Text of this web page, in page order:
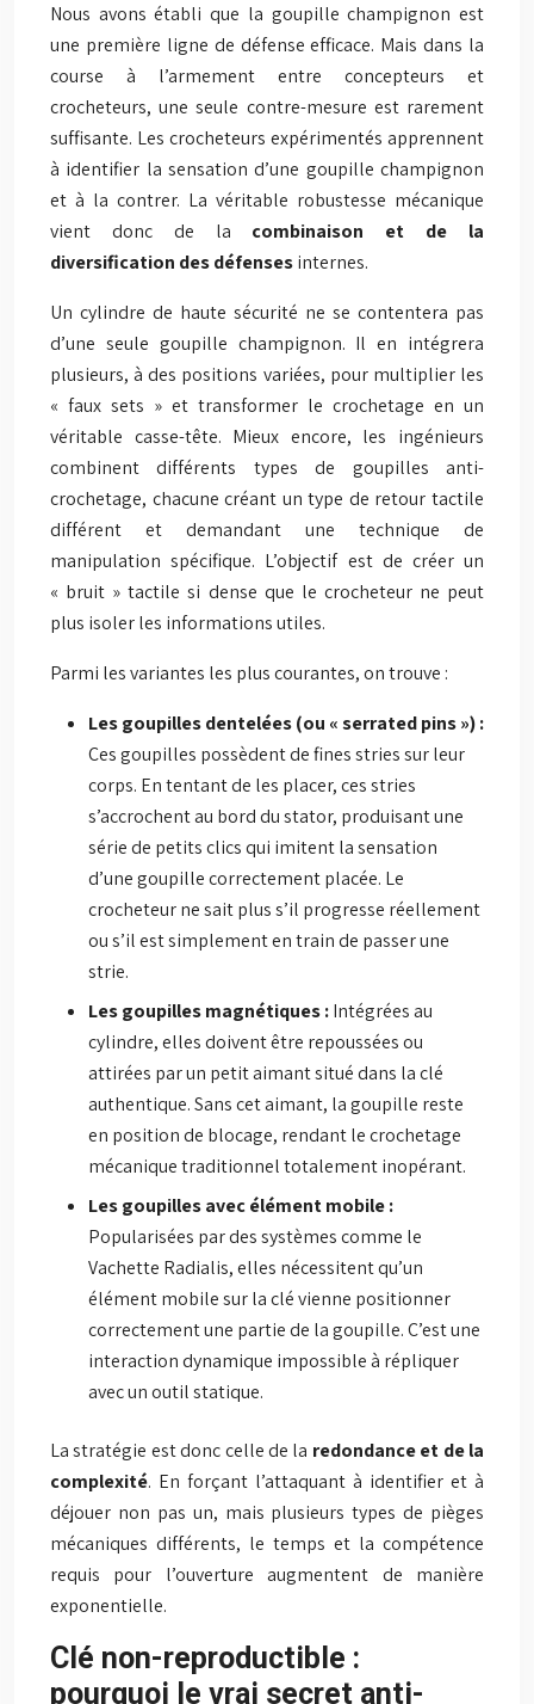
Nous avons établi que la goupille champignon est
une première ligne de défense efficace. Mais dans la
course à l’armement entre concepteurs et
crocheteurs, une seule contre-mesure est rarement
suffisante. Les crocheteurs expérimentés apprennent
à identifier la sensation d’une goupille champignon
et à la contrer. La véritable robustesse mécanique
vient donc de la combinaison et de la
diversification des défensesinternes.
Un cylindre de haute sécurité ne se contentera pas
d’une seule goupille champignon. Il en intégrera
plusieurs, à des positions variées, pour multiplier les
« faux sets » et transformer le crochetage en un
véritable casse-tête. Mieux encore, les ingénieurs
combinent différents types de goupilles anti-
crochetage, chacune créant un type de retour tactile
différent et demandant une technique de
manipulation spécifique. L’objectif est de créer un
« bruit » tactile si dense que le crocheteur ne peut
plus isoler les informations utiles.
Parmi les variantes les plus courantes, on trouve :
Les goupilles dentelées (ou « serrated pins ») :
Ces goupilles possèdent de fines stries sur leur
corps. En tentant de les placer, ces stries
s’accrochent au bord du stator, produisant une
série de petits clics qui imitent la sensation
d’une goupille correctement placée. Le
crocheteur ne sait plus s’il progresse réellement
ou s’il est simplement en train de passer une
strie.
Les goupilles magnétiques :Intégrées au
cylindre, elles doivent être repoussées ou
attirées par un petit aimant situé dans la clé
authentique. Sans cet aimant, la goupille reste
en position de blocage, rendant le crochetage
mécanique traditionnel totalement inopérant.
Les goupilles avec élément mobile :
Popularisées par des systèmes comme le
Vachette Radialis, elles nécessitent qu’un
élément mobile sur la clé vienne positionner
correctement une partie de la goupille. C’est une
interaction dynamique impossible à répliquer
avec un outil statique.
La stratégie est donc celle de la redondance et de la
complexité. En forçant l’attaquant à identifier et à
déjouer non pas un, mais plusieurs types de pièges
mécaniques différents, le temps et la compétence
requis pour l’ouverture augmentent de manière
exponentielle.
Clé non-reproductible :
pourquoi le vrai secret anti-